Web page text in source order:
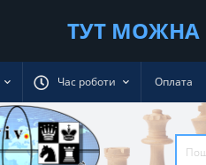
ТУТ МОЖНА
Час роботи Оплата